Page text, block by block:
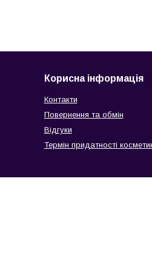
Корисна інформація
Контакти
Повернення та обмін
Відгуки
Термін придатності